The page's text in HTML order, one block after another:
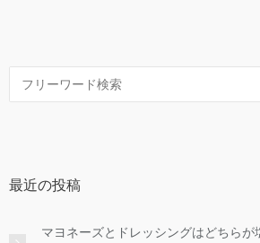
最近の投稿
マヨネーズとドレッシングはどちらが